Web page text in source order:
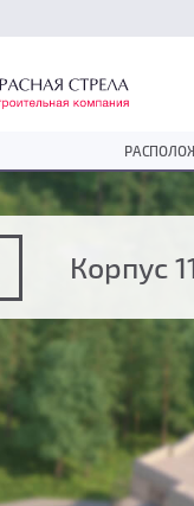
Корпус